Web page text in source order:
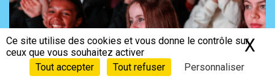
Ce site utilise des cookies et vous donne le contrôle sur
ceux que vous souhaitez activer
Tout accepter
Tout refuser Personnaliser
X